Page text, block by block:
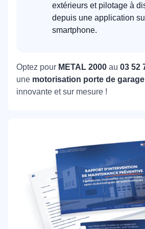
extérieurs et pilotage à
depuis une application
smartphone.
Optez pour METAL 2000 au 03 52
une motorisation porte de
innovante et sur mesure !